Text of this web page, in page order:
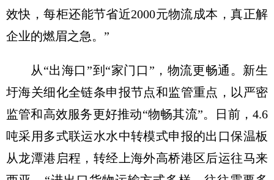
效快，每柜还能节省近2000元物流成本，真正解
企业的燃眉之急。”
从“出海口”到“家门口”，物流更畅通。新生
圩海关细化全链条申报节点和监管重点，以严密
监管和高效服务更好推动“物畅其流”。日前，4.6
吨采用多式联运水水中转模式申报的出口保温板
从龙潭港启程，转经上海外高桥港区后运往马来